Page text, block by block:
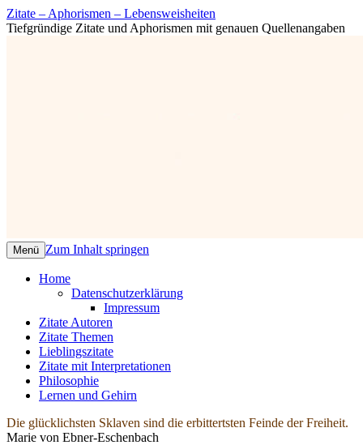
Zitate – Aphorismen – Lebensweisheiten
Tiefgründige Zitate und Aphorismen mit genauen Quellenangaben
Menü Zum Inhalt springen
Home
Datenschutzerklärung
Impressum
Zitate Autoren
Zitate Themen
Lieblingszitate
Zitate mit Interpretationen
Philosophie
Lernen und Gehirn
Die glücklichsten Sklaven sind die erbittertsten Feinde der Freiheit.
Marie von Ebner-Eschenbach